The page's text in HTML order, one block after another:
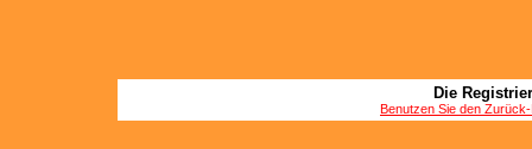
Die
Benutzen Sie den